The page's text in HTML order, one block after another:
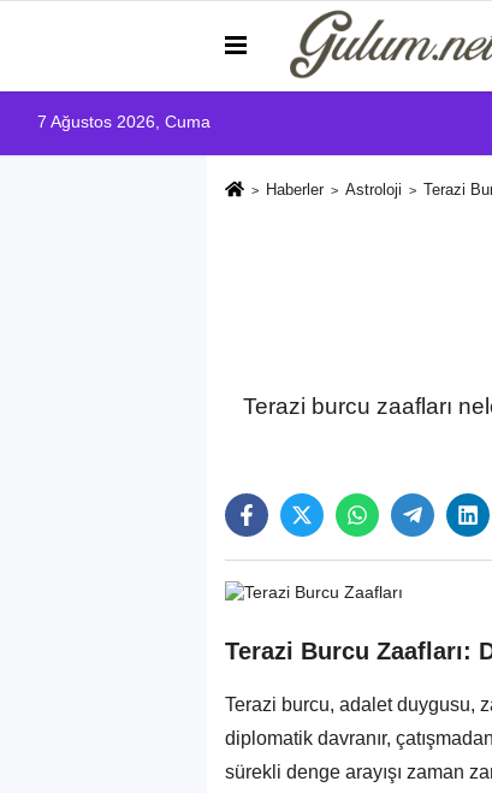
7 Ağustos 2026, Cuma
Haberler Astroloji Terazi
Terazi burcu zaafları
Terazi Burcu Zaafları:
Terazi burcu, adalet duygusu,
diplomatik davranır,
sürekli denge arayışı zaman